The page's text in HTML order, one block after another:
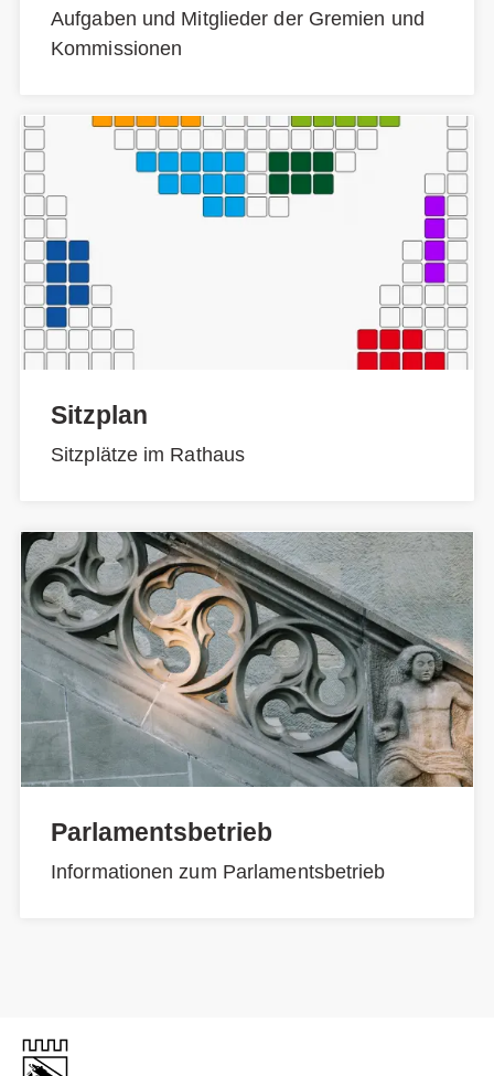
Aufgaben und Mitglieder der Gremien und
Kommissionen
Sitzplan
Sitzplätze im Rathaus
Parlamentsbetrieb
Informationen zum Parlamentsbetrieb